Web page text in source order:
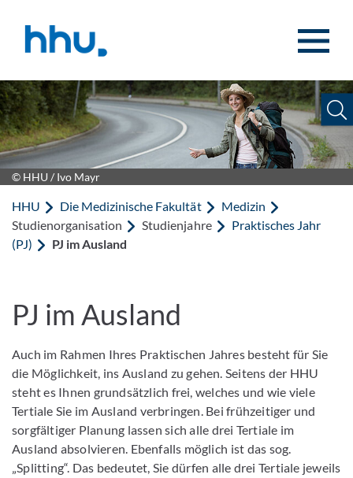
© HHU / Ivo Mayr
HHU Die Medizinische Fakultät
Medizin
Studienorganisation
Studienjahre
Praktisches Jahr
(PJ)
PJ im Ausland
PJ im Ausland
Auch im Rahmen Ihres Praktischen Jahres besteht für Sie
die Möglichkeit, ins Ausland zu gehen. Seitens der HHU
steht es Ihnen grundsätzlich frei, welches und wie viele
Tertiale Sie im Ausland verbringen. Bei frühzeitiger und
sorgfältiger Planung lassen sich alle drei Tertiale im
Ausland absolvieren. Ebenfalls möglich ist das sog.
„Splitting“. Das bedeutet, Sie dürfen alle drei Tertiale jeweils